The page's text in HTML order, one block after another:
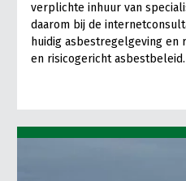
verplichte inhuur van
daarom bij de
huidig asbestregelgeving en
en risicogericht asbestbeleid.